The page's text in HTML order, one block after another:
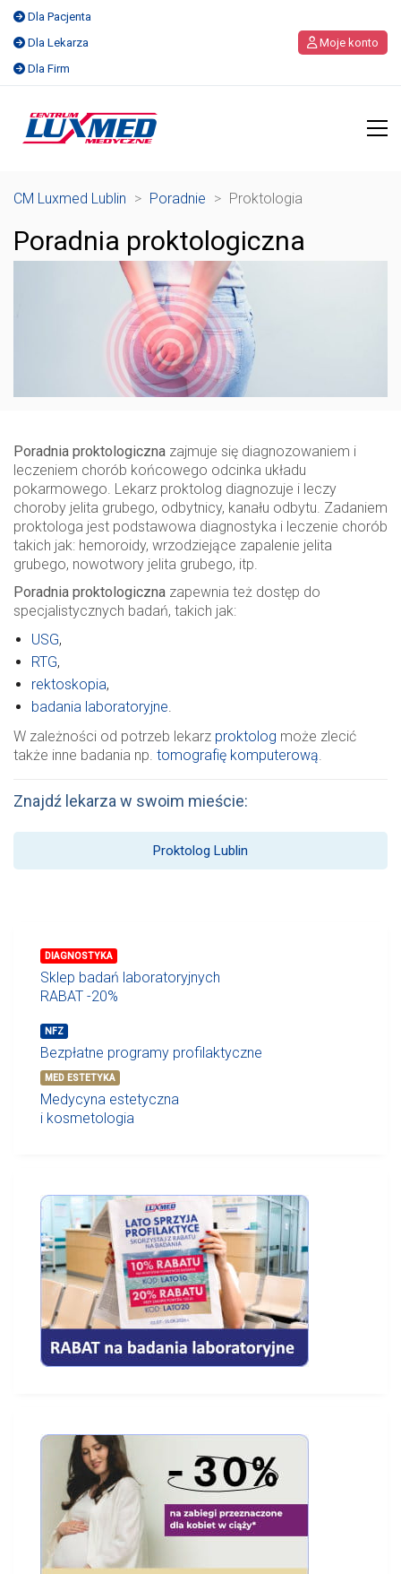
Dla Pacjenta
Dla Lekarza
Dla Firm
Moje konto
CM Luxmed Lublin > Poradnie > Proktologia
Poradnia proktologiczna
Poradnia proktologiczna zajmuje się diagnozowaniem i
leczeniem chorób końcowego odcinka układu
pokarmowego. Lekarz proktolog diagnozuje i leczy
choroby jelita grubego, odbytnicy, kanału odbytu. Zadaniem
proktologa jest podstawowa diagnostyka i leczenie chorób
takich jak: hemoroidy, wrzodziejące zapalenie jelita
grubego, nowotwory jelita grubego, itp.
Poradnia proktologiczna zapewnia też dostęp do
specjalistycznych badań, takich jak:
USG,
RTG,
rektoskopia,
badania laboratoryjne.
W zależności od potrzeb lekarz proktolog może zlecić
także inne badania np. tomografię komputerową
Znajdź lekarza w swoim mieście:
Proktolog Lublin
DIAGNOSTYKA
Sklep badań laboratoryjnych
RABAT -20%
NFZ
Bezpłatne programy profilaktyczne
MED ESTETYKA
Medycyna estetyczna
i kosmetologia